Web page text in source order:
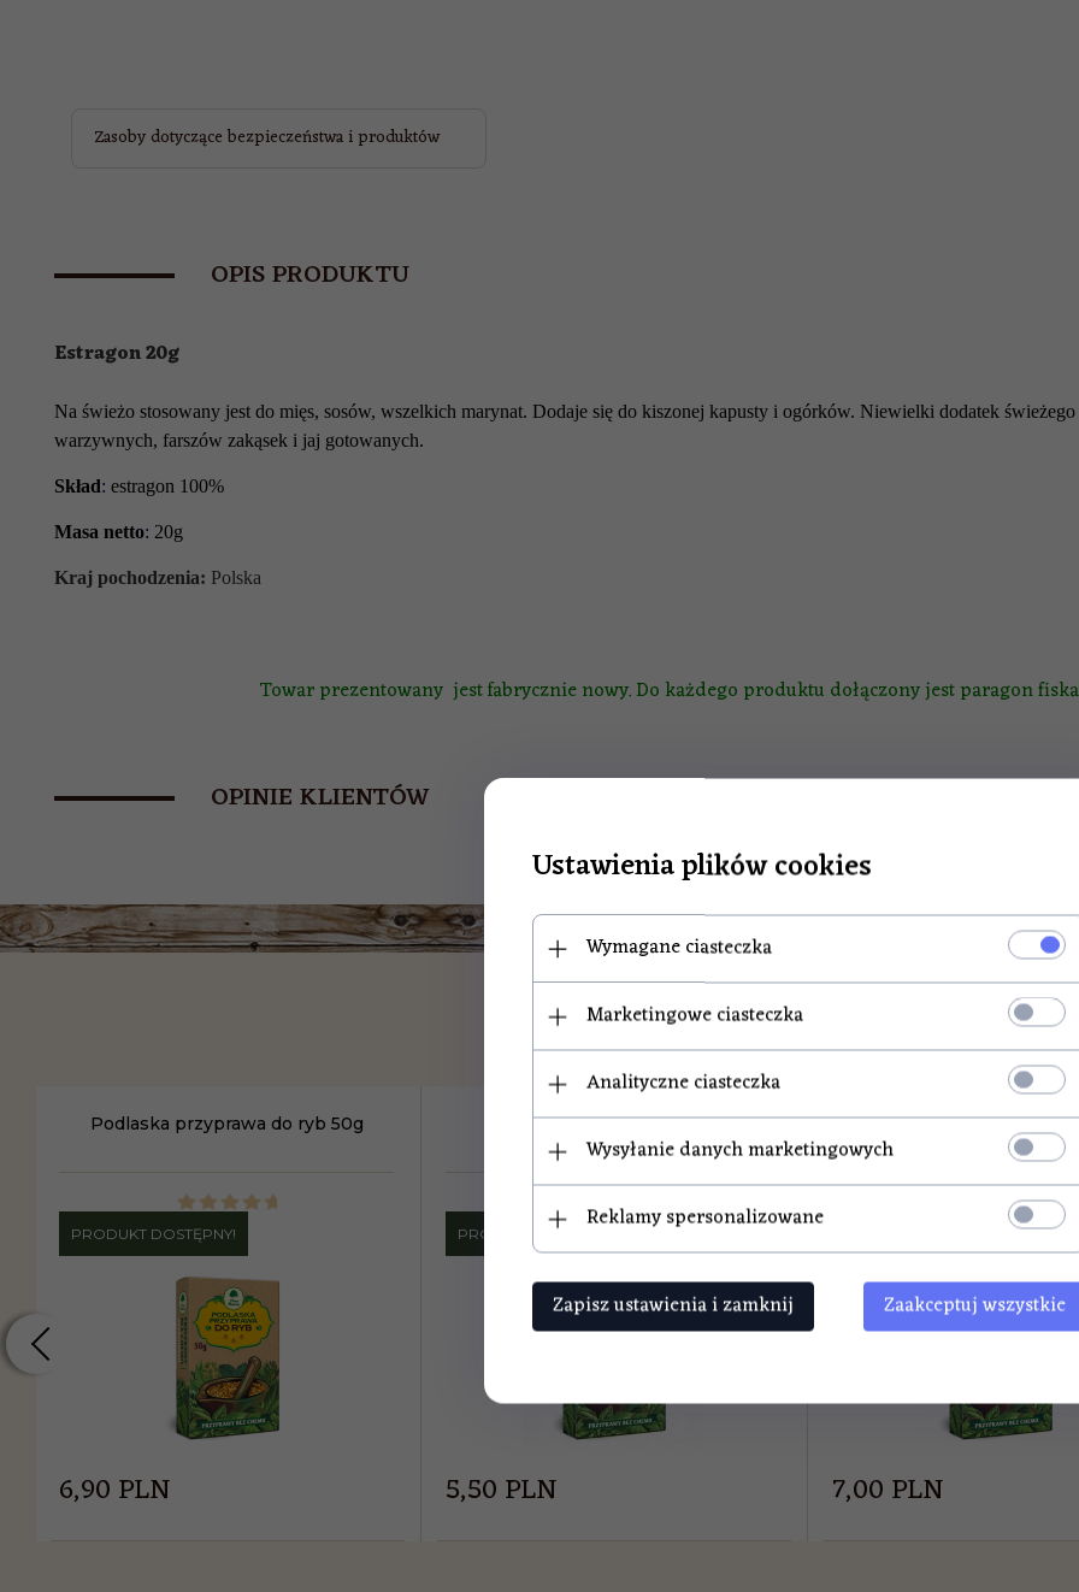
Zasoby dotyczące bezpieczeństwa i produktów
OPIS PRODUKTU
Estragon 20g
Na świeżo stosowany jest do mięs, sosów, wszelkich marynat. Dodaje się do kiszonej kapusty i ogórków. Niewielki dodatek
warzywnych, farszów zakąsek i jaj gotowanych.
Skład: estragon 100%
Masa netto: 20g
Kraj pochodzenia: Polska
Towar prezentowany jest fabrycznie nowy. Do każdego produktu dołączony jest paragon
OPINIE KLIENTÓW
POLECAMY
Podlaska przyprawa do ryb 50g
PRODUKT DOSTĘPNY!
6,90PLN
Przyprawa do pasztetów 30g
PRODUKT DOSTĘPNY!
5,50PLN
Przyprawa do drobiu
7,00PLN
Ustawienia plików cookies
Wymagane ciasteczka
Marketingowe ciasteczka
Analityczne ciasteczka
Wysyłanie danych marketingowych
Reklamy spersonalizowane
Zapisz ustawienia i zamknij Zaakceptuj wszystkie